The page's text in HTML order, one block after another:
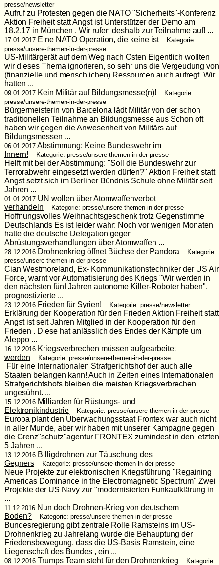
presse/newsletter
Aufruf zu Protesten gegen die NATO "Sicherheits"-Konferenz
Aktion Freiheit statt Angst ist Unterstützer der Demo am
18.2.17 in München . Wir rufen deshalb zur Teilnahme auf! ...
17.01.2017Eine NATO Operation, die keine ist
Kategorie:
presse/unsere-themen-in-der-presse
US-Militärgerät auf dem Weg nach Osten Eigentlich wollten
wir dieses Thema ignorieren, so sehr uns die Vergeudung von
(finanzielle und menschlichen) Ressourcen auch aufregt. Wir
hatten ...
09.01.2017Kein Militär auf Bildungsmesse(n)!
Kategorie:
presse/unsere-themen-in-der-presse
Bürgermeisterin von Barcelona lädt Militär von der schon
traditionellen Teilnahme an Bildungsmesse aus Schon oft
haben wir gegen die Anwesenheit von Militärs auf
Bildungsmessen ...
06.01.2017Abstimmung: Keine Bundeswehr im
Innern!
Kategorie: presse/unsere-themen-in-der-presse
Helft mit bei der Abstimmung: "Soll die Bundeswehr zur
Terrorabwehr eingesetzt werden dürfen?" Aktion Freiheit statt
Angst setzt sich im Berliner Bündnis Schule ohne Militär seit
Jahren ...
01.01.2017UN wollen über Atomwaffenverbot
verhandeln
Kategorie: presse/unsere-themen-in-der-presse
Hoffnungsvolles Weihnachtsgeschenk trotz Gegenstimme
Deutschlands Es ist leider wahr: Noch vor wenigen Monaten
hatte die deutsche Delegation gegen
Abrüstungsverhandlungen über Atomwaffen ...
28.12.2016Drohnenkrieg öffnet Büchse der Pandora
Kategorie:
presse/unsere-themen-in-der-presse
Cian Westmoreland, Ex- Kommunikationstechniker der US Air
Force, warnt vor Automatisierung des Kriegs "Wir werden in
den nächsten fünf Jahren autonome Killer-Roboter haben",
prognostizierte ...
23.12.2016Frieden für Syrien! Kategorie: presse/newsletter
Erklärung der Kooperation für den Frieden Aktion Freiheit statt
Angst ist seit Jahren Mitglied in der Kooperation für den
Frieden . Diese hat anlässlich des Endes der Kämpfe um
Aleppo ...
16.12.2016Kriegsverbrechen müssen aufgearbeitet
werden
Kategorie: presse/unsere-themen-in-der-presse
Für eine Internationalen Strafgerichtshof der auch alle
Staaten belangen kann! Auch in Zeiten eines Internationalen
Strafgerichtshofs bleiben die meisten Kriegsverbrechen
ungesühnt. ...
15.12.2016Milliarden für Rüstungs- und
Elektronikindustrie
Kategorie: presse/unsere-themen-in-der-presse
Europa plant den Überwachungsstaat Frontex war auch nicht
in aller Munde, aber wir haben mit unserer Kampagne gegen
die Grenz"schutz"agentur FRONTEX zumindest in den letzten
5 Jahren ...
13.12.2016Billigdrohnen zur Täuschung des
Gegners
Kategorie: presse/unsere-themen-in-der-presse
Neue Projekte zur elektronischen Kriegsführung "Regaining
Americas Dominance in the Electromagnetic Spectrum" Zwei
Projekte der US Navy zur "modernisierten Funkaufklärung in
...
11.12.2016Nun doch Drohnen-Krieg von deutschem
Boden?
Kategorie: presse/unsere-themen-in-der-presse
Bundesregierung gibt zentrale Rolle Ramsteins im US-
Drohnenkrieg zu Jahrelang wurde die Behauptung der
Friedensbewegung, dass die US-Basis Ramstein, eine
Liegenschaft des Bundes , ein ...
08.12.2016Trumps Team steht für den Drohnenkrieg
Kategorie: